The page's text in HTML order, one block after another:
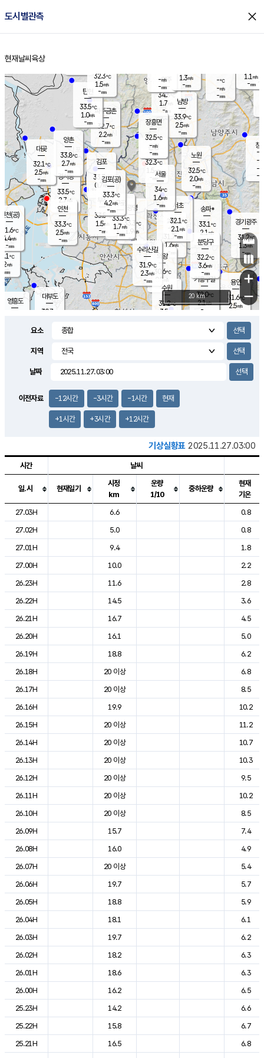
도시별관측 close
홈
현재날씨 육상
의도
℃
m/s
mm
영흥도
양주
34.3℃
1.7
-mm
과천
31.7℃
1.6m/s
- mm
용인
31.6℃
2.5m/s
경기광주
31.2℃
1.3m/s
-mm
2.7m/s
대부도
30.7
경서동
33.5℃
2.7 m/s
-mm
파주금촌
32.7℃
2.2m/s
-mm
-℃
-m/s
-mm
대곶
32.1℃
2.5m/s
-mm
창
-
-m/
-
탄현
33.5℃
1.0m/s
-mm
1.1 m/s
-mm
의왕
30.6℃
0.5m/s
mm
김포
33.3℃
0.7 m/s
mm
광명
33.3 ℃
1.9 m/s
-mm
부천
33.5℃
1.5m/s
-mm
양촌
33.8℃
2.7m/s
-mm
구로
33.3℃
1.7m/s
-mm
은평
32.3℃
1.5 m/s
- mm
노원
32.5℃
2.0m/s
-mm
송파*
33.1℃
2.1 m/s
-mm
서초
32.1℃
2.1 m/s
-mm
남방
33.9℃
2.5m/s
-mm
기흥구갈
32.0℃
2.1m/s
-
수리산길
31.9℃
2.3m/s
-mm
분당구
32.2℃
3.6m/s
-mm
장흥면
32.5℃
-m/s
-mm
-m/s
-mm
인천(공)
31.6℃
4.4m/s
-mm
김포(공)
33.3℃
4.2m/s
-mm
수원
31.2℃
3.5 m/s
인천
33.3℃
2.5m/s
-mm
서울
34℃
1.6m/s
-mm
32.3℃
1.5m/s
-mm
1.3m/s
-mm
+
−
20 km
요소
지역
날짜
이전자료 -12시간 -3시간 -1시간 현재
+1시간 +3시간 +12시간
기상실황표 2025.11.27.03:00
도시별 기상실황표로 지점, 날씨, 기온, 강수, 바람, 기압등을 안내한 표입
시간 날씨
일.시 현재일기
시정
km
운량
1/10
중하운량
현재
기온
27.03H
6.6
0.8
27.02H
5.0
0.8
27.01H
9.4
1.8
27.00H
10.0
2.2
26.23H
11.6
2.8
26.22H
14.5
3.6
26.21H
16.7
4.5
26.20H
16.1
5.0
26.19H
18.8
6.2
26.18H
20 이상
6.8
26.17H
20 이상
8.5
26.16H
19.9
10.2
26.15H
20 이상
11.2
26.14H
20 이상
10.7
26.13H
20 이상
10.3
26.12H
20 이상
9.5
26.11H
20 이상
10.2
26.10H
20 이상
8.5
26.09H
15.7
7.4
26.08H
16.0
4.9
26.07H
20 이상
5.4
26.06H
19.7
5.7
26.05H
18.8
5.9
26.04H
18.1
6.1
26.03H
19.7
6.2
26.02H
18.2
6.3
26.01H
18.6
6.3
26.00H
16.2
6.5
25.23H
14.2
6.6
25.22H
15.8
6.7
25.21H
16.5
6.8